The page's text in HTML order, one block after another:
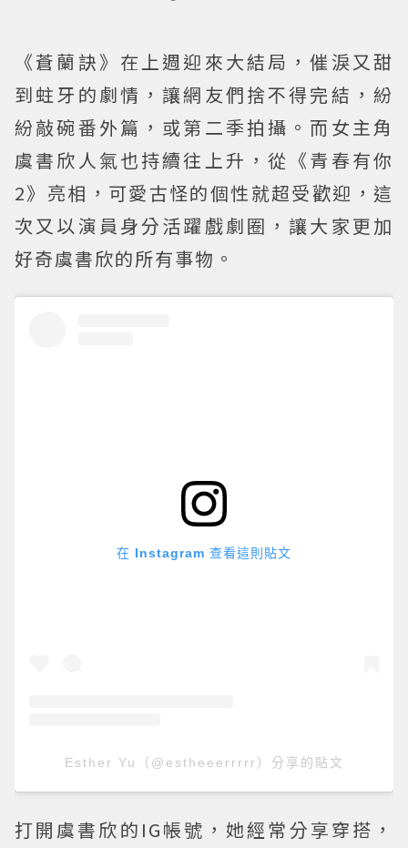
《蒼蘭訣》在上週迎來大結局，催淚又甜
到蛀牙的劇情，讓網友們捨不得完結，紛
紛敲碗番外篇，或第二季拍攝。而女主角
虞書欣人氣也持續往上升，從《青春有你
2》亮相，可愛古怪的個性就超受歡迎，這
次又以演員身分活躍戲劇圈，讓大家更加
好奇虞書欣的所有事物。
在 Instagram 查看這則貼文
Esther Yu（@estheeerrrrr）分享的貼文
打開虞書欣的IG帳號，她經常分享穿搭，